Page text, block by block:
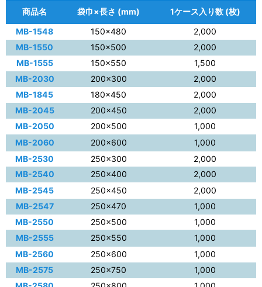
商品名 袋巾×長さ (mm)
1ケース入り数 (枚)
MB-1548
150×480
2,000
MB-1550
150×500
2,000
MB-1555
150×550
1,500
MB-2030
200×300
2,000
MB-1845
180×450
2,000
MB-2045
200×450
2,000
MB-2050
200×500
1,000
MB-2060
200×600
1,000
MB-2530
250×300
2,000
MB-2540
250×400
2,000
MB-2545
250×450
2,000
MB-2547
250×470
1,000
MB-2550
250×500
1,000
MB-2555
250×550
1,000
MB-2560
250×600
1,000
MB-2575
250×750
1,000